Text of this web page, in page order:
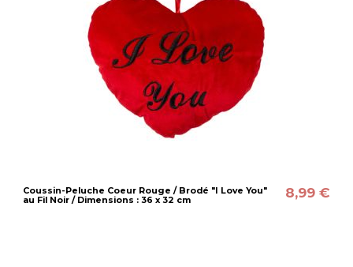
Coussin-Peluche Coeur Rouge / Brodé "I Love You"
au Fil Noir / Dimensions : 36 x 32 cm
8,99 €